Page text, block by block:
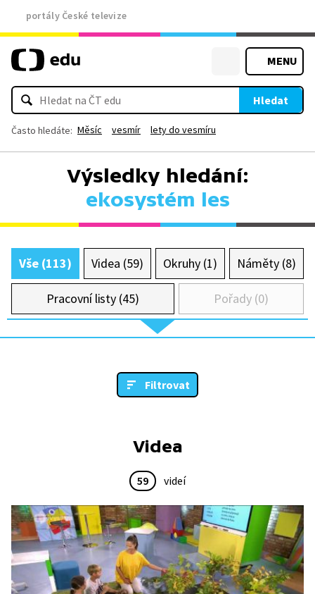
portály České televize
MENU
Hledat
Často hledáte: Měsíc vesmír lety do vesmíru
Výsledky hledání:
ekosystém les
Vše (113) Videa (59) Okruhy (1) Náměty (8)
Pracovní listy (45) Pořady (0)
Filtrovat
Videa
59 videí